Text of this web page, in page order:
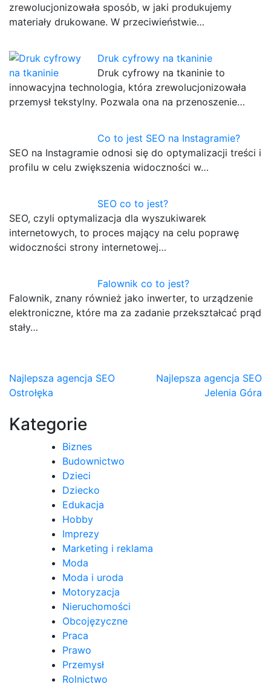
zrewolucjonizowała sposób, w jaki produkujemy
materiały drukowane. W przeciwieństwie…
Druk cyfrowy na tkaninie
Druk cyfrowy na tkaninie to
innowacyjna technologia, która zrewolucjonizowała
przemysł tekstylny. Pozwala ona na przenoszenie…
Co to jest SEO na Instagramie?
SEO na Instagramie odnosi się do optymalizacji treści i
profilu w celu zwiększenia widoczności w…
SEO co to jest?
SEO, czyli optymalizacja dla wyszukiwarek
internetowych, to proces mający na celu poprawę
widoczności strony internetowej…
Falownik co to jest?
Falownik, znany również jako inwerter, to urządzenie
elektroniczne, które ma za zadanie przekształcać prąd
stały…
Nawigacja
wpisu
Najlepsza agencja SEO
Ostrołęka
Najlepsza agencja SEO
Jelenia Góra
Kategorie
Biznes
Budownictwo
Dzieci
Dziecko
Edukacja
Hobby
Imprezy
Marketing i reklama
Moda
Moda i uroda
Motoryzacja
Nieruchomości
Obcojęzyczne
Praca
Prawo
Przemysł
Rolnictwo